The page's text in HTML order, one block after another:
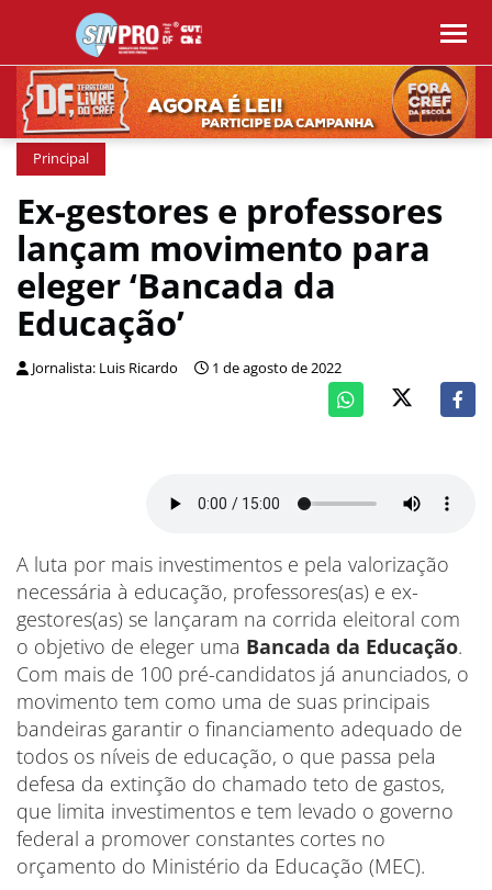
Principal
Ex-gestores e professores
lançam movimento para
eleger ‘Bancada da
Educação’
Jornalista: Luis Ricardo 1 de agosto de 2022
A luta por mais investimentos e pela valorização
necessária à educação, professores(as) e ex-
gestores(as) se lançaram na corrida eleitoral com
o objetivo de eleger uma Bancada da Educação.
Com mais de 100 pré-candidatos já anunciados, o
movimento tem como uma de suas principais
bandeiras garantir o financiamento adequado de
todos os níveis de educação, o que passa pela
defesa da extinção do chamado teto de gastos,
que limita investimentos e tem levado o governo
federal a promover constantes cortes no
orçamento do Ministério da Educação (MEC).